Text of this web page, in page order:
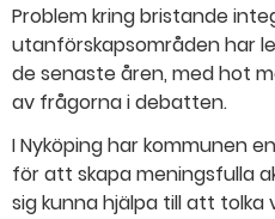
Problem kring bristande
utanförskapsområden har
de senaste åren, med hot
av frågorna i debatten.
I Nyköping har kommunen
för att skapa meningsfulla
sig kunna hjälpa till att tolka